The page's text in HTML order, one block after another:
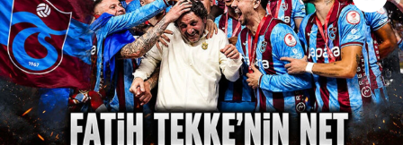
BASKETBOL
SAĞLIK
GENEL